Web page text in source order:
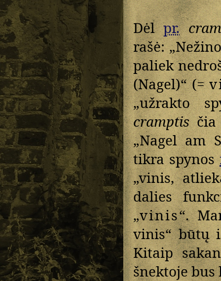
Dėlpr.
rašė:
paliek
(Nagel)“ (=
„užrakto
cramptisčia
„Nagel am
tikra spynos
„vinis,
dalies
„vinis“.
vinis“ būtų
Kitaip
šnektoje bus